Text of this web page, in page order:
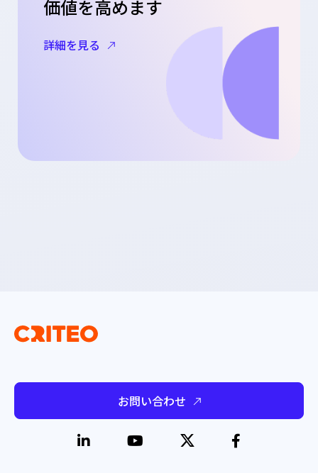
価値を高めます
詳細を見る
お問い合わせ